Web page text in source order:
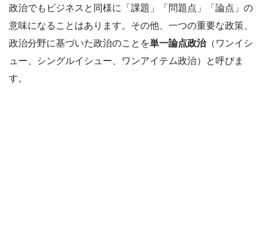
政治でもビジネスと同様に「課題」「問題点」「論点」の
意味になることはあります。その他、一つの重要な政策、
政治分野に基づいた政治のことを単一論点政治（ワンイシ
ュー、シングルイシュー、ワンアイテム政治）と呼びま
す。